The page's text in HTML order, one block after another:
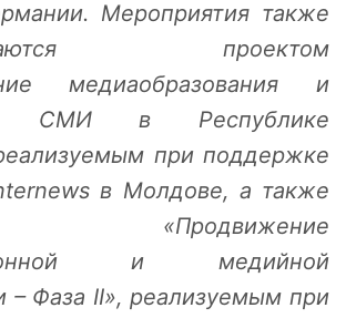
Мероприятия также
проектом
медиаобразования и
СМИ в Республике
при поддержке
в Молдове, а также
«Продвижение
и медийной
– Фаза II», реализуемым при